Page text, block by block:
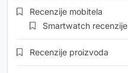
Recenzije mobitela
Smartwatch recenzije
Recenzije proizvoda